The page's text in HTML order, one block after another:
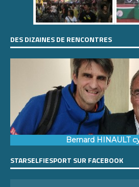
DES DIZAINES DE RENCONTRES
Bernard HINAULT
STARSELFIESPORT SUR FACEBOOK